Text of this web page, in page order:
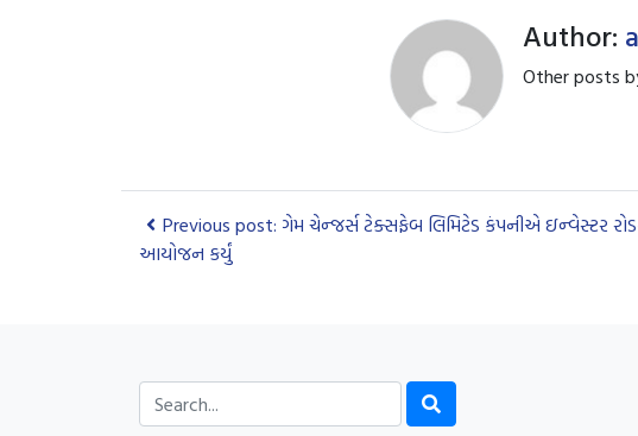
Author:
Other posts
Previous post: ગેમ ચેન્જર્સ ટેક્સફેબ લિમિટેડ કંપનીએ ઇન્વેસ્ટર
આયોજન કર્યું